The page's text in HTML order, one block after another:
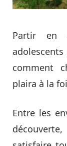
Partir en
comment
plaira à la
Entre les